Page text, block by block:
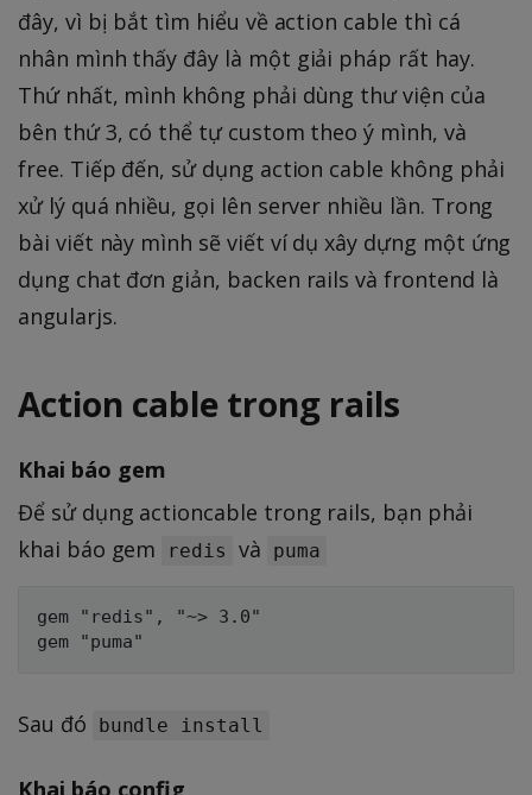
đây, vì bị bắt tìm hiểu về action cable thì cá
nhân mình thấy đây là một giải pháp rất hay.
Thứ nhất, mình không phải dùng thư viện của
bên thứ 3, có thể tự custom theo ý mình, và
free. Tiếp đến, sử dụng action cable không phải
xử lý quá nhiều, gọi lên server nhiều lần. Trong
bài viết này mình sẽ viết ví dụ xây dựng một ứng
dụng chat đơn giản, backen rails và frontend là
angularjs.
Action cable trong rails
Khai báo gem
Để sử dụng actioncable trong rails, bạn phải
khai báo gem
redis và puma
gem "redis", "~> 3.0"
Sau đó bundle install
Khai báo config